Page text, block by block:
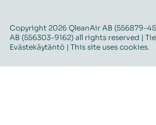
Copyright 2026 QleanAir AB (556879-
AB (556303-9162) all rights reserved |
Evästekäytäntö | This site uses cookies.